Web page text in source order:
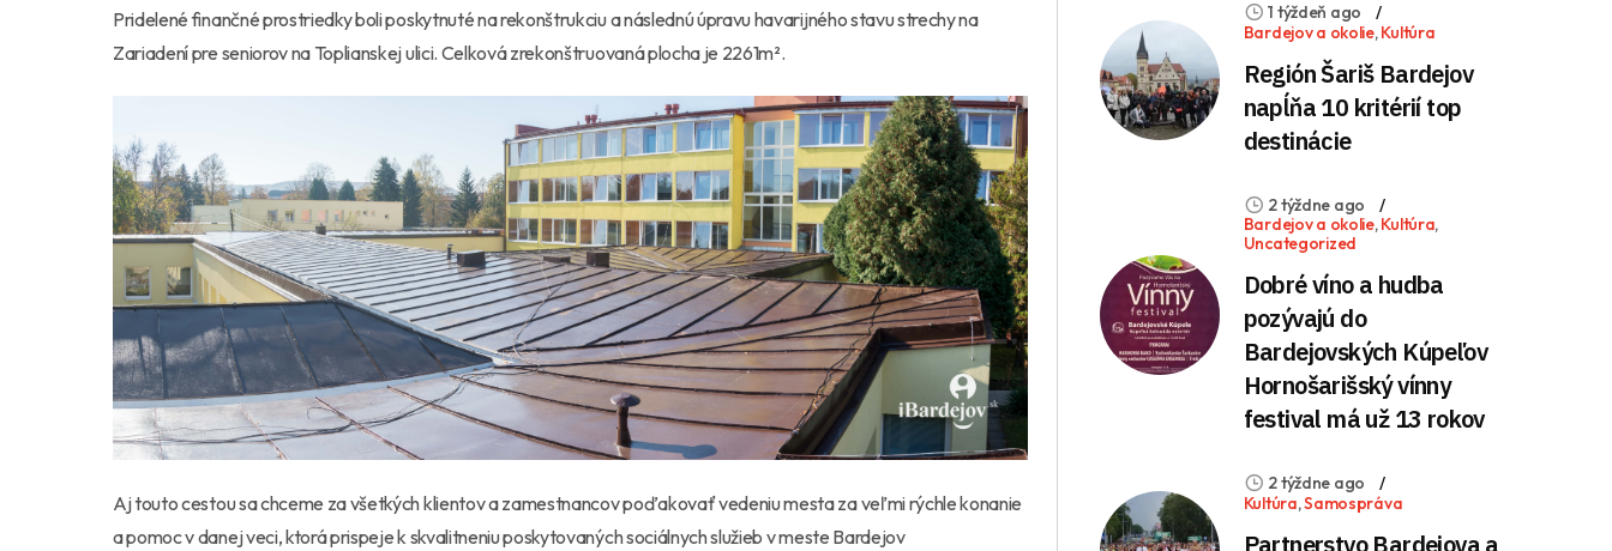
Pridelené finančné prostriedky boli poskytnuté na rekonštrukciu a následnú úpravu havarijného stavu strechy na
Zariadení pre seniorov na Toplianskej ulici. Celková zrekonštruovaná plocha je 2261m².
Aj touto cestou sa chceme za všetkých klientov a zamestnancov poďakovať vedeniu mesta za veľmi rýchle konanie
a pomoc v danej veci, ktorá prispeje k skvalitneniu poskytovaných sociálnych služieb v meste Bardejov
1 týždeň ago
Bardejov a okolie,Kultúra
Región Šariš Bardejov
napĺňa 10 kritérií top
destinácie
2 týždne ago
Bardejov a okolie,Kultúra,
Uncategorized
Dobré víno a hudba
pozývajú do
Bardejovských Kúpeľov
Hornošarišský vínny
festival má už 13 rokov
2 týždne ago
Kultúra,Samospráva